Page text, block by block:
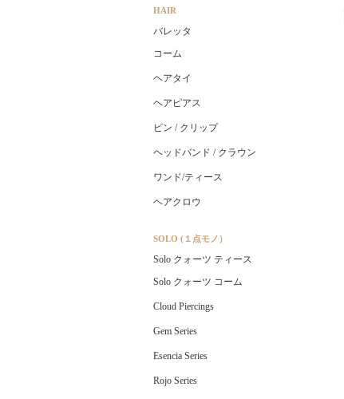
HAIR
バレッタ
コーム
ヘアタイ
ヘアピアス
ピン / クリップ
ヘッドバンド / クラウン
ワンド/ティース
ヘアクロウ
SOLO (１点モノ）
Solo クォーツ ティース
Solo クォーツ コーム
Cloud Piercings
Gem Series
Esencia Series
Rojo Series